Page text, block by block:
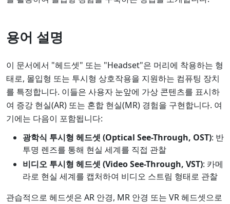
용어 설명
이 문서에서 "헤드셋" 또는 "Headset"은 머리에 착용하는 형
태로, 몰입형 또는 투시형 상호작용을 지원하는 컴퓨팅 장치
를 특정합니다. 이들은 사용자 눈앞에 가상 콘텐츠를 표시하
여 증강 현실(AR) 또는 혼합 현실(MR) 경험을 구현합니다. 여
기에는 다음이 포함됩니다:
광학식 투시형 헤드셋 (Optical See-Through, OST): 반
투명 렌즈를 통해 현실 세계를 직접 관찰
비디오 투시형 헤드셋 (Video See-Through, VST): 카메
라로 현실 세계를 캡처하여 비디오 스트림 형태로 관찰
관습적으로 헤드셋은 AR 안경, MR 안경 또는 VR 헤드셋으로